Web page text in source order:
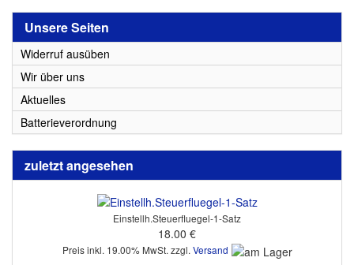
Unsere Seiten
Widerruf ausüben
Wir über uns
Aktuelles
Batterieverordnung
zuletzt angesehen
Einstellh.Steuerfluegel-1-Satz
18.00 €
Preis inkl. 19.00% MwSt. zzgl. Versand